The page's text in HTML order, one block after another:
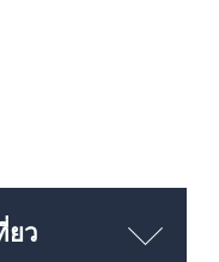
ยว